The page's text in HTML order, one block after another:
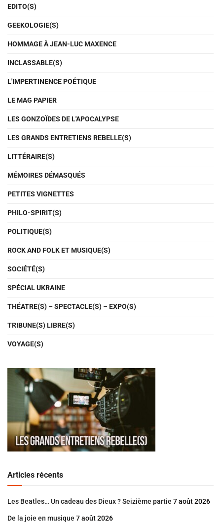
EDITO(S)
GEEKOLOGIE(S)
HOMMAGE À JEAN-LUC MAXENCE
INCLASSABLE(S)
L'IMPERTINENCE POÉTIQUE
LE MAG PAPIER
LES GONZOÏDES DE L'APOCALYPSE
LES GRANDS ENTRETIENS REBELLE(S)
LITTÉRAIRE(S)
MÉMOIRES DÉMASQUÉS
PETITES VIGNETTES
PHILO-SPIRIT(S)
POLITIQUE(S)
ROCK AND FOLK ET MUSIQUE(S)
SOCIÉTÉ(S)
SPÉCIAL UKRAINE
THÉATRE(S) – SPECTACLE(S) – EXPO(S)
TRIBUNE(S) LIBRE(S)
VOYAGE(S)
Articles récents
Les Beatles… Un cadeau des Dieux ? Seizième partie 7 août 2026
De la joie en musique 7 août 2026